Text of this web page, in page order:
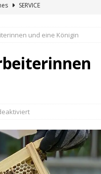
SERVICE
Dillweißenstein
Bits lebt nicht mehr
und eine Königin